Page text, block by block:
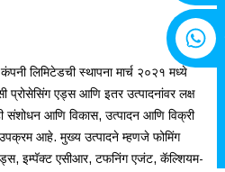
लिमिटेडची स्थापना मार्च २०२१ मध्ये
प्रोसेसिंग एड्स आणि इतर उत्पादनांवर लक्ष
संशोधन आणि विकास, उत्पादन आणि विक्री
आहे. मुख्य उत्पादने म्हणजे फोमिंग
इम्पॅक्ट एसीआर, टफनिंग एजंट, कॅल्शियम-